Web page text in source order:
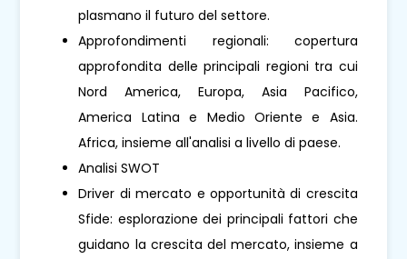
plasmano il futuro del settore.
Approfondimenti regionali: copertura
approfondita delle principali regioni tra cui
Nord America, Europa, Asia Pacifico,
America Latina e Medio Oriente e Asia.
Africa, insieme all'analisi a livello di paese.
Analisi SWOT
Driver di mercato e opportunità di crescita
Sfide: esplorazione dei principali fattori che
guidano la crescita del mercato, insieme a